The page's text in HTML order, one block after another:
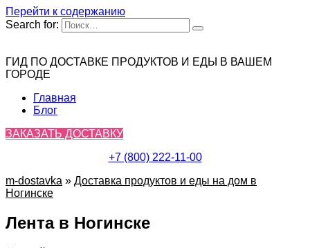
Перейти к содержанию
Search for:
ГИД ПО ДОСТАВКЕ ПРОДУКТОВ И ЕДЫ В ВАШЕМ
ГОРОДЕ
Главная
Блог
ЗАКАЗАТЬ ДОСТАВКУ
+7 (800) 222-11-00
m-dostavka » Доставка продуктов и еды на дом в
Ногинске
Лента в Ногинске